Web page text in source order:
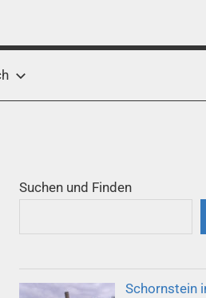
Suchen und Finden
Schornstein